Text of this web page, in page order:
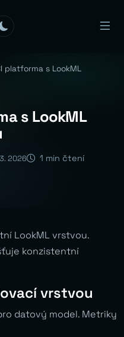
platforma s LookML
s LookML
2026 1 min čtení
LookML vrstvou.
konzistentní
vrstvou
datový model. Metriky